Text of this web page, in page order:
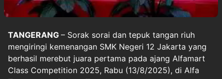
TANGERANG – Sorak sorai dan tepuk tangan riuh
mengiringi kemenangan SMK Negeri 12 Jakarta yang
berhasil merebut juara pertama pada ajang Alfamart
Class Competition 2025, Rabu (13/8/2025), di Alfa